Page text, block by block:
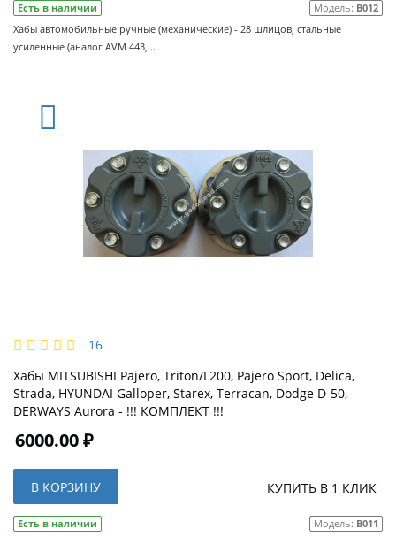
Есть в наличии Модель: B012
Хабы автомобильные ручные (механические) - 28 шлицов, стальные
усиленные (аналог AVM 443, ..
16
Хабы MITSUBISHI Pajero, Triton/L200, Pajero Sport, Delica,
Strada, HYUNDAI Galloper, Starex, Terracan, Dodge D-50,
DERWAYS Aurora - !!! КОМПЛЕКТ !!!
6000.00 ₽
В КОРЗИНУ КУПИТЬ В 1 КЛИК
Есть в наличии Модель: B011